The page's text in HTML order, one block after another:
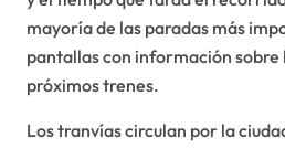
mayoría de las paradas más
pantallas con información sobre
próximos trenes.
Los tranvías circulan por la